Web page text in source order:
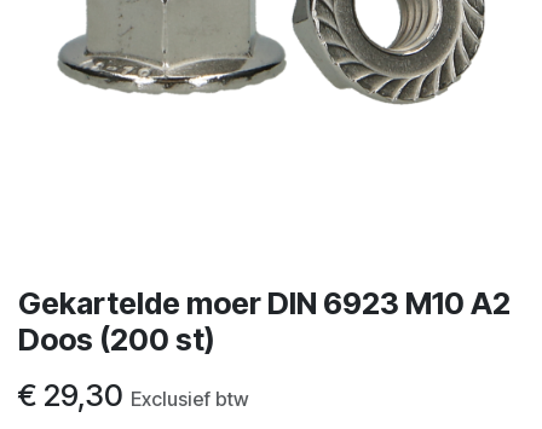
Gekartelde moer DIN 6923 M10 A2
Doos (200 st)
€ 29,30 Exclusief btw